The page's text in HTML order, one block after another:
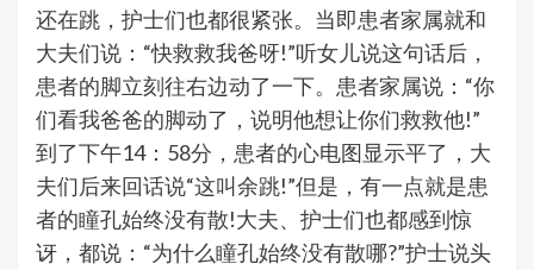
还在跳，护士们也都很紧张。当即患者家属就和
大夫们说：“快救救我爸呀!”听女儿说这句话后，
患者的脚立刻往右边动了一下。患者家属说：“你
们看我爸爸的脚动了，说明他想让你们救救他!”
到了下午14：58分，患者的心电图显示平了，大
夫们后来回话说“这叫余跳!”但是，有一点就是患
者的瞳孔始终没有散!大夫、护士们也都感到惊
讶，都说：“为什么瞳孔始终没有散哪?”护士说头